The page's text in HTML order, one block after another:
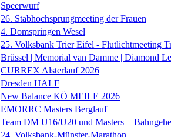
Speerwurf
26. Stabhochsprungmeeting der Frauen
4. Domspringen Wesel
25. Volksbank Trier Eifel - Flutlichtmeeting
Brüssel | Memorial van Damme | Diamond
CURREX Alsterlauf 2026
Dresden HALF
New Balance KÖ MEILE 2026
EMORRC Masters Berglauf
Team DM U16/U20 und Masters +